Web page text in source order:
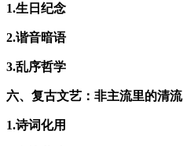
1.生日纪念
2.谐音暗语
3.乱序哲学
六、复古文艺：非主流里的清流
1.诗词化用